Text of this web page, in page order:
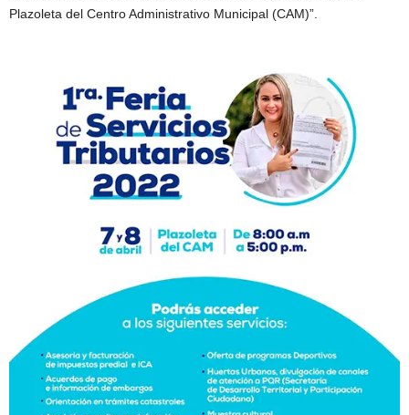
Plazoleta del Centro Administrativo Municipal (CAM)”.